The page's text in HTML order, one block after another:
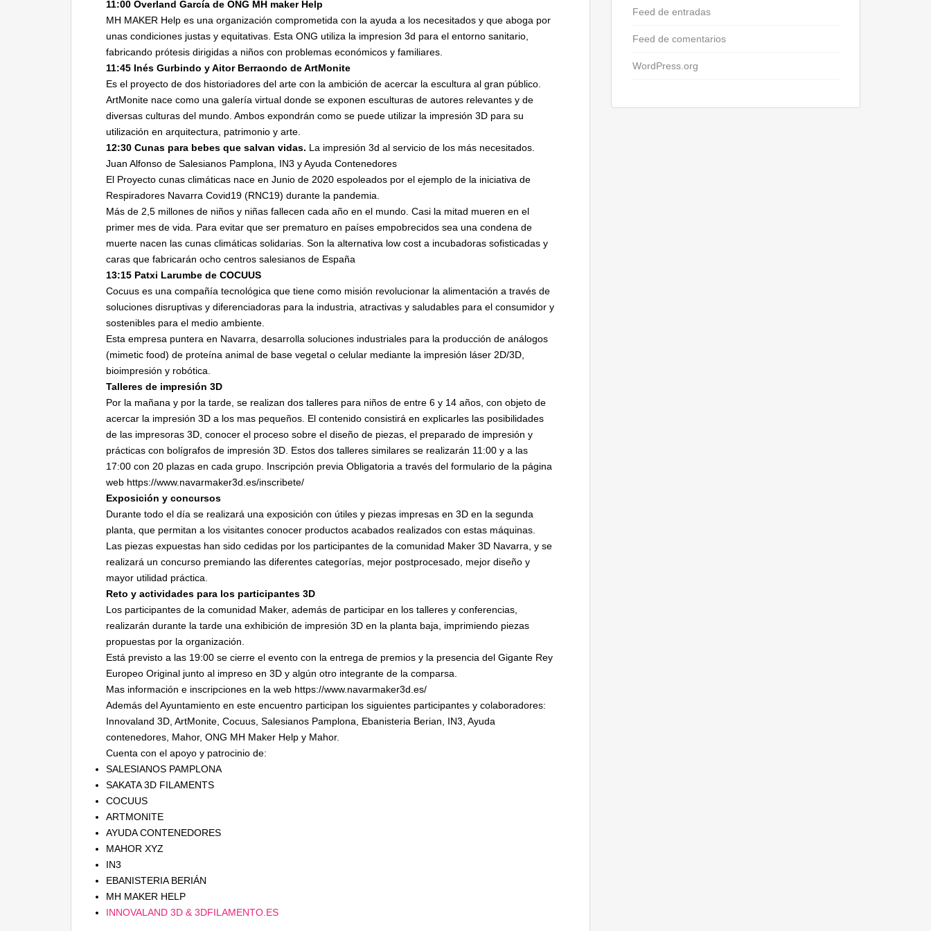
11:00 Overland García de ONG MH maker Help
MH MAKER Help es una organización comprometida con la ayuda a los necesitados y que aboga por
unas condiciones justas y equitativas. Esta ONG utiliza la impresion 3d para el entorno sanitario,
fabricando prótesis dirigidas a niños con problemas económicos y familiares.
11:45 Inés Gurbindo y Aitor Berraondo de ArtMonite
Es el proyecto de dos historiadores del arte con la ambición de acercar la escultura al gran público.
ArtMonite nace como una galería virtual donde se exponen esculturas de autores relevantes y de
diversas culturas del mundo. Ambos expondrán como se puede utilizar la impresión 3D para su
utilización en arquitectura, patrimonio y arte.
12:30 Cunas para bebes que salvan vidas. La impresión 3d al servicio de los más necesitados.
Juan Alfonso de Salesianos Pamplona, IN3 y Ayuda Contenedores
El Proyecto cunas climáticas nace en Junio de 2020 espoleados por el ejemplo de la iniciativa de
Respiradores Navarra Covid19 (RNC19) durante la pandemia.
Más de 2,5 millones de niños y niñas fallecen cada año en el mundo. Casi la mitad mueren en el
primer mes de vida. Para evitar que ser prematuro en países empobrecidos sea una condena de
muerte nacen las cunas climáticas solidarias. Son la alternativa low cost a incubadoras sofisticadas y
caras que fabricarán ocho centros salesianos de España
13:15 Patxi Larumbe de COCUUS
Cocuus es una compañía tecnológica que tiene como misión revolucionar la alimentación a través de
soluciones disruptivas y diferenciadoras para la industria, atractivas y saludables para el consumidor y
sostenibles para el medio ambiente.
Esta empresa puntera en Navarra, desarrolla soluciones industriales para la producción de análogos
(mimetic food) de proteína animal de base vegetal o celular mediante la impresión láser 2D/3D,
bioimpresión y robótica.
Talleres de impresión 3D
Por la mañana y por la tarde, se realizan dos talleres para niños de entre 6 y 14 años, con objeto de
acercar la impresión 3D a los mas pequeños. El contenido consistirá en explicarles las posibilidades
de las impresoras 3D, conocer el proceso sobre el diseño de piezas, el preparado de impresión y
prácticas con bolígrafos de impresión 3D. Estos dos talleres similares se realizarán 11:00 y a las
17:00 con 20 plazas en cada grupo. Inscripción previa Obligatoria a través del formulario de la página
web https://www.navarmaker3d.es/inscribete/
Exposición y concursos
Durante todo el día se realizará una exposición con útiles y piezas impresas en 3D en la segunda
planta, que permitan a los visitantes conocer productos acabados realizados con estas máquinas.
Las piezas expuestas han sido cedidas por los participantes de la comunidad Maker 3D Navarra, y se
realizará un concurso premiando las diferentes categorías, mejor postprocesado, mejor diseño y
mayor utilidad práctica.
Reto y actividades para los participantes 3D
Los participantes de la comunidad Maker, además de participar en los talleres y conferencias,
realizarán durante la tarde una exhibición de impresión 3D en la planta baja, imprimiendo piezas
propuestas por la organización.
Está previsto a las 19:00 se cierre el evento con la entrega de premios y la presencia del Gigante Rey
Europeo Original junto al impreso en 3D y algún otro integrante de la comparsa.
Mas información e inscripciones en la web https://www.navarmaker3d.es/
Además del Ayuntamiento en este encuentro participan los siguientes participantes y colaboradores:
Innovaland 3D, ArtMonite, Cocuus, Salesianos Pamplona, Ebanisteria Berian, IN3, Ayuda
contenedores, Mahor, ONG MH Maker Help y Mahor.
Cuenta con el apoyo y patrocinio de:
SALESIANOS PAMPLONA
SAKATA 3D FILAMENTS
COCUUS
ARTMONITE
AYUDA CONTENEDORES
MAHOR XYZ
IN3
EBANISTERIA BERIÁN
MH MAKER HELP
INNOVALAND 3D & 3DFILAMENTO.ES
Feed de entradas
Feed de comentarios
WordPress.org